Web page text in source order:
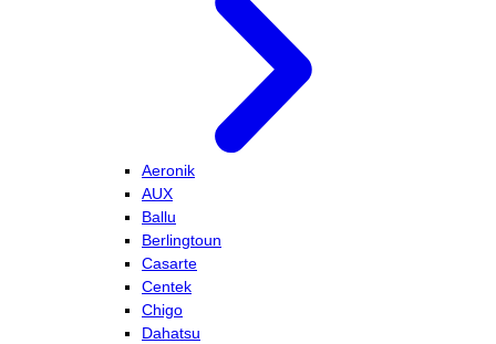
Aeronik
AUX
Ballu
Berlingtoun
Casarte
Centek
Chigo
Dahatsu